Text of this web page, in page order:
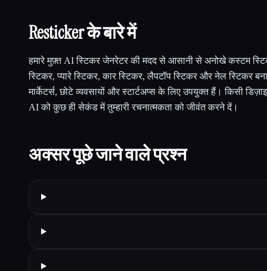
Resticker के बारे में
हमारे मुफ़्त AI स्टिकर जेनरेटर की मदद से आसानी से अनोखे कस्टम
स्टिकर, प्यारे स्टिकर, कार स्टिकर, लैपटॉप स्टिकर और नेल स्टिकर
मार्केटर्स, छोटे व्यवसायों और स्टार्टअप्स के लिए उपयुक्त हैं। किसी
AI को कुछ ही सेकंड में तुम्हारी रचनात्मकता को जीवंत करने दें।
अक्सर पूछे जाने वाले प्रश्न